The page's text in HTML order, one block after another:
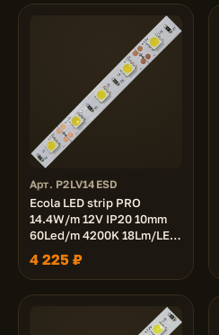
Арт. P2LV14ESD
Ecola LED strip PRO
14.4W/m 12V IP20 10mm
60Led/m 4200K 18Lm/LED
1080Lm/m светодиодная
лента на катушке 50м.
4 225 ₽